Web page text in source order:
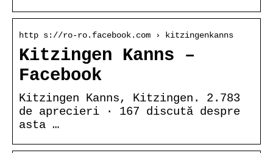
http s://ro-ro.facebook.com › kitzingenkanns
Kitzingen Kanns –
Facebook
Kitzingen Kanns, Kitzingen. 2.783
de aprecieri · 167 discută despre
asta …